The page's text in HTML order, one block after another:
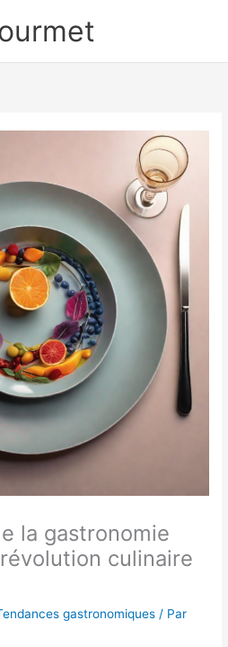
la gastronomie
culinaire
gastronomiques / Par